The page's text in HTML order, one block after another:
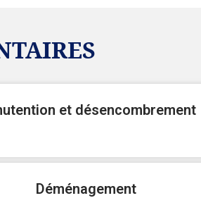
et désencombrement
Déménagement